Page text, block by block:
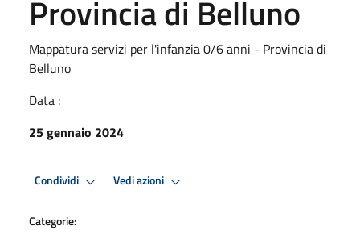
Provincia di Belluno
Mappatura servizi per l'infanzia 0/6 anni - Provincia di
Belluno
Data :
25 gennaio 2024
Condividi Vedi azioni
Categorie: